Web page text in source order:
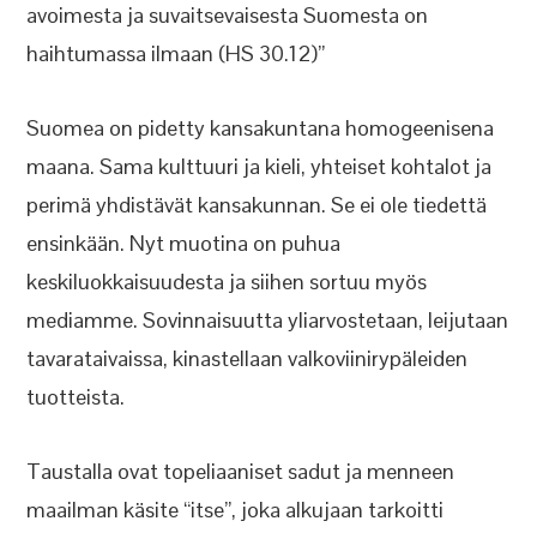
avoimesta ja suvaitsevaisesta Suomesta on
haihtumassa ilmaan (HS 30.12)”
Suomea on pidetty kansakuntana homogeenisena
maana. Sama kulttuuri ja kieli, yhteiset kohtalot ja
perimä yhdistävät kansakunnan. Se ei ole tiedettä
ensinkään. Nyt muotina on puhua
keskiluokkaisuudesta ja siihen sortuu myös
mediamme. Sovinnaisuutta yliarvostetaan, leijutaan
tavarataivaissa, kinastellaan valkoviinirypäleiden
tuotteista.
Taustalla ovat topeliaaniset sadut ja menneen
maailman käsite “itse”, joka alkujaan tarkoitti